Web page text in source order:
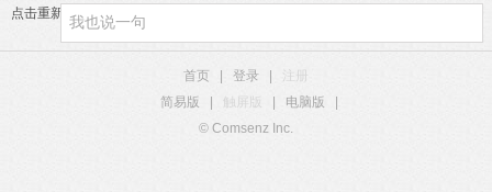
点击重新加载
首页 登录
注册
简易版
触屏版 电脑版
© Comsenz Inc.